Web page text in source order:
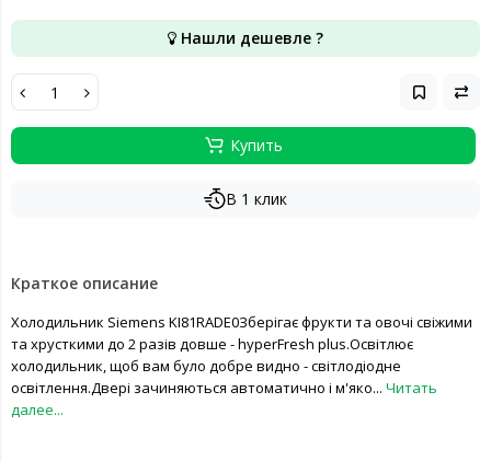
Нашли дешевле ?
Купить
В 1 клик
Краткое описание
Холодильник Siemens KI81RADE0Зберігає фрукти та овочі свіжими
та хрусткими до 2 разів довше - hyperFresh plus.Освітлює
холодильник, щоб вам було добре видно - світлодіодне
освітлення.Двері зачиняються автоматично і м'яко... Читать
далее...